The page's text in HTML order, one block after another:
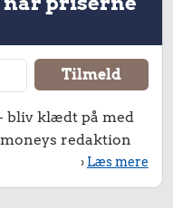
bliv klædt på med
redaktion
› Læs mere